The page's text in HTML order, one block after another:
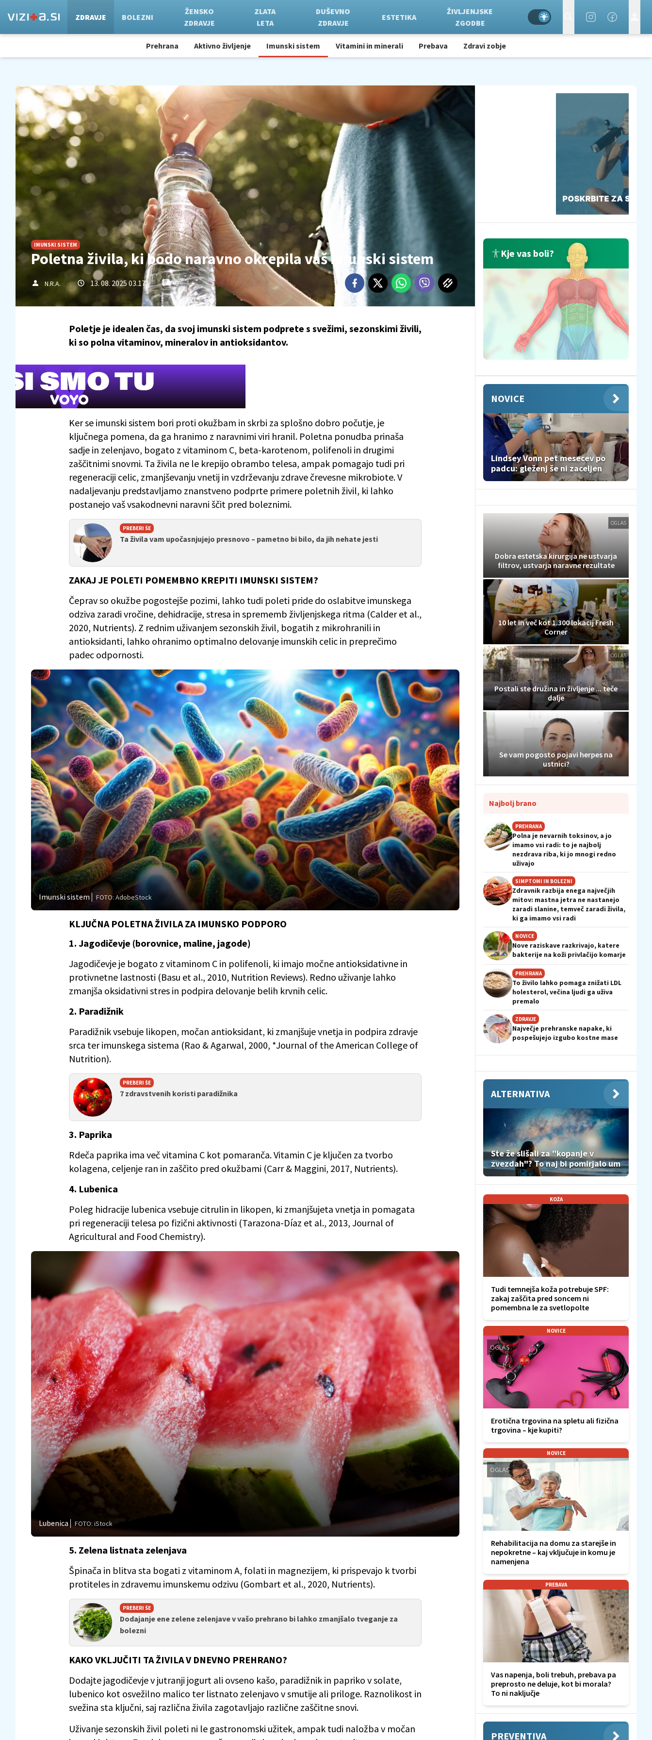
ZDRAVJE BOLEZNI
ŽENSKO
ZDRAVJE
ZLATA
LETA
DUŠEVNO
ZDRAVJE
ESTETIKA
ŽIVLJENJSKE
ZGODBE
Prehrana Aktivno življenje Imunski sistem Vitamini in minerali Prebava Zdravi zobje
IMUNSKI SISTEM
Poletna živila, ki bodo naravno okrepila vaš imunski sistem
N.R.A. 13. 08. 2025 03.17 0
Poletje je idealen čas, da svoj imunski sistem podprete s svežimi, sezonskimi živili,
ki so polna vitaminov, mineralov in antioksidantov.
Ker se imunski sistem bori proti okužbam in skrbi za splošno dobro počutje, je
ključnega pomena, da ga hranimo z naravnimi viri hranil. Poletna ponudba prinaša
sadje in zelenjavo, bogato z vitaminom C, beta-karotenom, polifenoli in drugimi
zaščitnimi snovmi. Ta živila ne le krepijo obrambo telesa, ampak pomagajo tudi pri
regeneraciji celic, zmanjševanju vnetij in vzdrževanju zdrave črevesne mikrobiote. V
nadaljevanju predstavljamo znanstveno podprte primere poletnih živil, ki lahko
postanejo vaš vsakodnevni naravni ščit pred boleznimi.
PREBERI ŠE
Ta živila vam upočasnjujejo presnovo – pametno bi bilo, da jih nehate jesti
ZAKAJ JE POLETI POMEMBNO KREPITI IMUNSKI SISTEM?
Čeprav so okužbe pogostejše pozimi, lahko tudi poleti pride do oslabitve imunskega
odziva zaradi vročine, dehidracije, stresa in sprememb življenjskega ritma (Calder et al.,
2020, Nutrients). Z rednim uživanjem sezonskih živil, bogatih z mikrohranili in
antioksidanti, lahko ohranimo optimalno delovanje imunskih celic in preprečimo
padec odpornosti.
Imunski sistem FOTO: AdobeStock
KLJUČNA POLETNA ŽIVILA ZA IMUNSKO PODPORO
1. Jagodičevje (borovnice, maline, jagode)
Jagodičevje je bogato z vitaminom C in polifenoli, ki imajo močne antioksidativne in
protivnetne lastnosti (Basu et al., 2010, Nutrition Reviews). Redno uživanje lahko
zmanjša oksidativni stres in podpira delovanje belih krvnih celic.
2. Paradižnik
Paradižnik vsebuje likopen, močan antioksidant, ki zmanjšuje vnetja in podpira zdravje
srca ter imunskega sistema (Rao & Agarwal, 2000, *Journal of the American College of
Nutrition).
PREBERI ŠE
7 zdravstvenih koristi paradižnika
3. Paprika
Rdeča paprika ima več vitamina C kot pomaranča. Vitamin C je ključen za tvorbo
kolagena, celjenje ran in zaščito pred okužbami (Carr & Maggini, 2017, Nutrients).
4. Lubenica
Poleg hidracije lubenica vsebuje citrulin in likopen, ki zmanjšujeta vnetja in pomagata
pri regeneraciji telesa po fizični aktivnosti (Tarazona-Díaz et al., 2013, Journal of
Agricultural and Food Chemistry).
Lubenica FOTO: iStock
5. Zelena listnata zelenjava
Špinača in blitva sta bogati z vitaminom A, folati in magnezijem, ki prispevajo k tvorbi
protiteles in zdravemu imunskemu odzivu (Gombart et al., 2020, Nutrients).
PREBERI ŠE
Dodajanje ene zelene zelenjave v vašo prehrano bi lahko zmanjšalo tveganje za
bolezni
KAKO VKLJUČITI TA ŽIVILA V DNEVNO PREHRANO?
Dodajte jagodičevje v jutranji jogurt ali ovseno kašo, paradižnik in papriko v solate,
lubenico kot osvežilno malico ter listnato zelenjavo v smutije ali priloge. Raznolikost in
svežina sta ključni, saj različna živila zagotavljajo različne zaščitne snovi.
Uživanje sezonskih živil poleti ni le gastronomski užitek, ampak tudi naložba v močan
Kje vas boli?
NOVICE
Lindsey Vonn pet mesecev po
padcu: gleženj še ni zaceljen
OGLAS
Dobra estetska kirurgija ne ustvarja
filtrov, ustvarja naravne rezultate
10 let in več kot 1.300 lokacij Fresh
Corner
OGLAS
Postali ste družina in življenje ... teče
dalje
Se vam pogosto pojavi herpes na
ustnici?
Najbolj brano
PREHRANA
Polna je nevarnih toksinov, a jo
imamo vsi radi: to je najbolj
nezdrava riba, ki jo mnogi redno
uživajo
SIMPTOMI IN BOLEZNI
Zdravnik razbija enega največjih
mitov: mastna jetra ne nastanejo
zaradi slanine, temveč zaradi živila,
ki ga imamo vsi radi
NOVICE
Nove raziskave razkrivajo, katere
bakterije na koži privlačijo komarje
PREHRANA
To živilo lahko pomaga znižati LDL
holesterol, večina ljudi ga uživa
premalo
ZDRAVJE
Največje prehranske napake, ki
pospešujejo izgubo kostne mase
ALTERNATIVA
Ste že slišali za "kopanje v
zvezdah"? To naj bi pomirjalo um
KOŽA
Tudi temnejša koža potrebuje SPF:
zakaj zaščita pred soncem ni
pomembna le za svetlopolte
NOVICE
OGLAS
Erotična trgovina na spletu ali fizična
trgovina – kje kupiti?
NOVICE
OGLAS
Rehabilitacija na domu za starejše in
nepokretne – kaj vključuje in komu je
namenjena
PREBAVA
Vas napenja, boli trebuh, prebava pa
preprosto ne deluje, kot bi morala?
To ni naključje
PREVENTIVA